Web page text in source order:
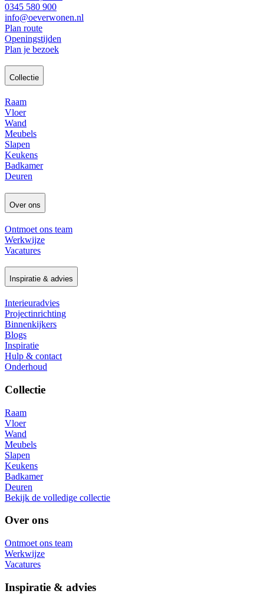
0345 580 900
info@oeverwonen.nl
Plan route
Openingstijden
Plan je bezoek
Collectie
Raam
Vloer
Wand
Meubels
Slapen
Keukens
Badkamer
Deuren
Over ons
Ontmoet ons team
Werkwijze
Vacatures
Inspiratie & advies
Interieuradvies
Projectinrichting
Binnenkijkers
Blogs
Inspiratie
Hulp & contact
Onderhoud
Collectie
Raam
Vloer
Wand
Meubels
Slapen
Keukens
Badkamer
Deuren
Bekijk de volledige collectie
Over ons
Ontmoet ons team
Werkwijze
Vacatures
Inspiratie & advies